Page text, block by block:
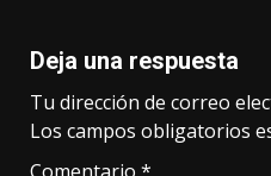
Deja una respuesta
Tu dirección de correo
Los campos obligatorios